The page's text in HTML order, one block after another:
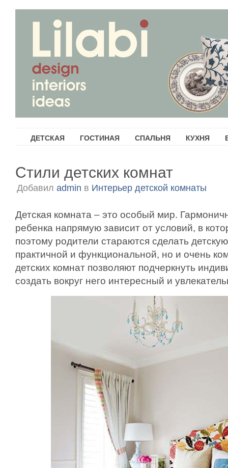
ДЕТСКАЯ ГОСТИНАЯ СПАЛЬНЯ КУХНЯ
Стили детских комнат
Добавил admin в Интерьер детской комнаты
Детская комната – это особый мир.
ребенка напрямую зависит от условий, в
поэтому родители стараются сделать
практичной и функциональной, но и очень
детских комнат позволяют подчеркнуть
создать вокруг него интересный и